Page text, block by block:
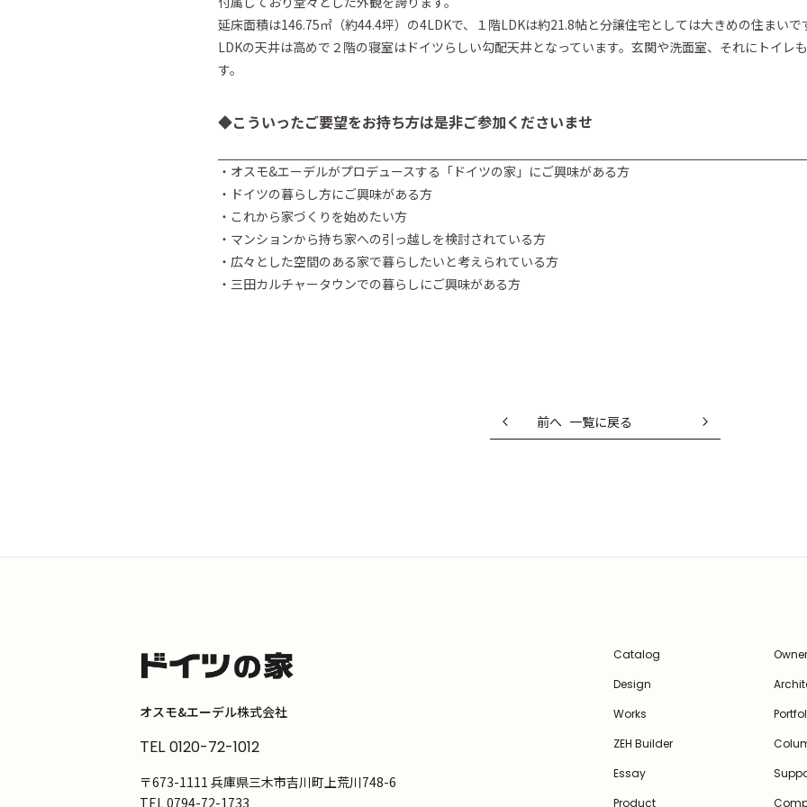
延床面積は146.75㎡（約44.4坪）の4LDKで、１階LDKは約21.8帖と分譲住宅としては大きめの住まいで
LDKの天井は高めで２階の寝室はドイツらしい勾配天井となっています。玄関や洗面室、それにトイレ
す。
◆こういったご要望をお持ち方は是非ご参加くださいませ
・オスモ&エーデルがプロデュースする「ドイツの家」にご興味がある方
・ドイツの暮らし方にご興味がある方
・これから家づくりを始めたい方
・マンションから持ち家への引っ越しを検討されている方
・広々とした空間のある家で暮らしたいと考えられている方
・三田カルチャータウンでの暮らしにご興味がある方
前へ 一覧に戻る
Catalog
Design
Works
ZEH Builder
Essay
Product
オスモ&エーデル株式会社
TEL 0120-72-1012
〒673-1111 兵庫県三木市吉川町上荒川748-6
TEL 0794-72-1733